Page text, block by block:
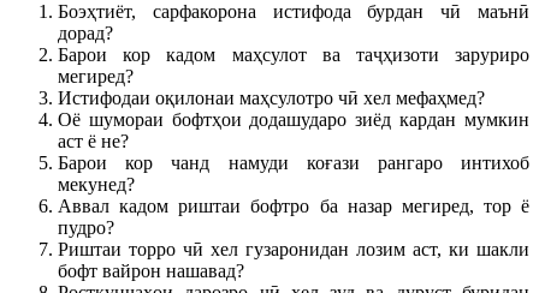
Боэҳтиёт, сарфакорона истифода бурдан чӣ маънӣ
дорад?
Барои кор кадом маҳсулот ва таҷҳизоти заруриро
мегиред?
Истифодаи оқилонаи маҳсулотро чӣ хел мефаҳмед?
Оё шумораи бофтҳои додашударо зиёд кардан мумкин
аст ё не?
Барои кор чанд намуди коғази рангаро интихоб
мекунед?
Аввал кадом риштаи бофтро ба назар мегиред, тор ё
пудро?
Риштаи торро чӣ хел гузаронидан лозим аст, ки шакли
бофт вайрон нашавад?